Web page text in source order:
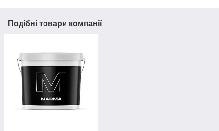
Подібні товари компанії